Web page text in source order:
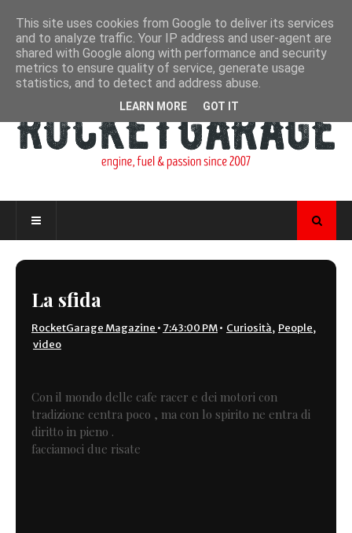
La sfida
RocketGarage Magazine • 7:43:00 PM• Curiosità, People,
video
Con il mondo delle cafe racer e dei motori con
tradizione centra poco , ma con lo spirito ne entra di
diritto in pieno .
facciamoci due risate
This site uses cookies from Google to deliver its services
and to analyze traffic. Your IP address and user-agent are
shared with Google along with performance and security
metrics to ensure quality of service, generate usage
statistics, and to detect and address abuse.
LEARN MORE GOT IT